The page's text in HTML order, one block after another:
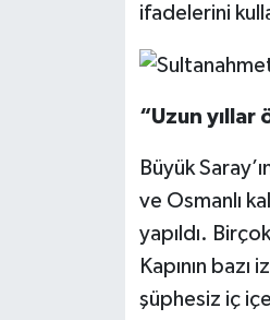
ifadelerini
“Uzun yıllar
Büyük
ve Osmanlı
yapıldı.
Kapının
şüphesiz iç içe